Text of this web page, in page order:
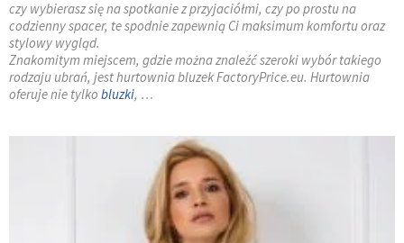
czy wybierasz się na spotkanie z przyjaciółmi, czy po prostu na
codzienny spacer, te spodnie zapewnią Ci maksimum komfortu oraz
stylowy wygląd.
Znakomitym miejscem, gdzie można znaleźć szeroki wybór takiego
rodzaju ubrań, jest hurtownia bluzek FactoryPrice.eu. Hurtownia
oferuje nie tylko bluzki, …